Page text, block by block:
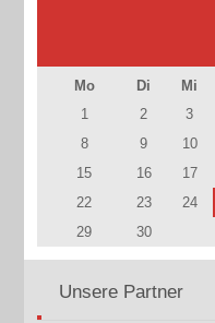
Mo Di Mi
1
2 3
8
9 10
15
16 17
22
23 24
29
30
Unsere Partner